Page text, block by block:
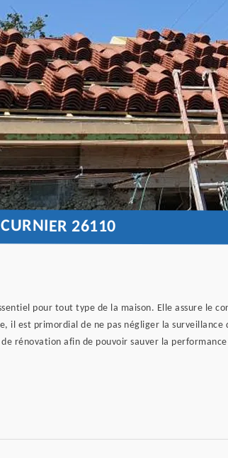
26110
pour tout type de la maison. Elle assure le
il est primordial de ne pas négliger la
rénovation afin de pouvoir sauver la